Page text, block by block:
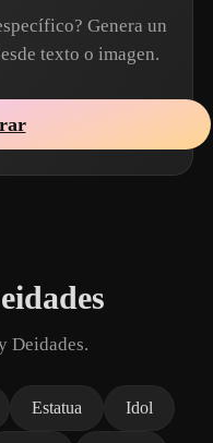
Genera un
texto o imagen.
Deidades.
Estatua Idol